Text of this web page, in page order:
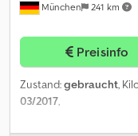
München 241 km
Preisinfo
Zustand:gebraucht,
03/2017,